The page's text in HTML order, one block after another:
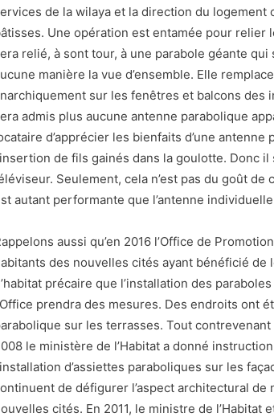
de la wilaya et la direction du
Une opération est entamée pour
relié, à sont tour, à une parabole géante
manière la vue d’ensemble. Elle
sur les fenêtres et balcons des
admis plus aucune antenne parabolique
d’apprécier les bienfaits d’une
de fils gainés dans la goulotte. Donc
Seulement, cela n’est pas du goût
autant performante que l’antenne
aussi qu’en 2016 l’Office de
des nouvelles cités ayant bénéficié
précaire que l’installation des
prendra des mesures. Des endroits ont
sur les terrasses. Tout
le ministère de l’Habitat a donné
d’assiettes paraboliques sur les
de défigurer l’aspect architectural
cités. En 2011, le ministre de l’Habitat